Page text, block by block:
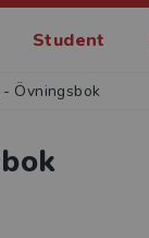
Student
Övningsbok